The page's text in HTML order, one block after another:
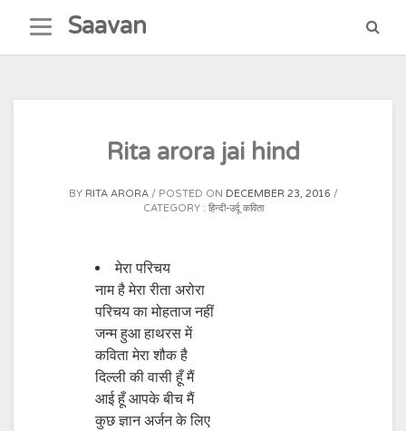
content
Saavan
Rita arora jai hind
BY RITA ARORA POSTED ON DECEMBER 23, 2016
CATEGORY : हिन्दी-उर्दू कविता
मेरा परिचय
नाम है मेरा रीता अरोरा
परिचय का मोहताज नहीं
जन्म हुआ हाथरस में
कविता मेरा शौक है
दिल्ली की वासी हूँ मैं
आई हूँ आपके बीच मैं
कुछ ज्ञान अर्जन के लिए